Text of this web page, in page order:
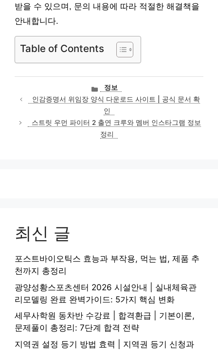
받을 수 있으며, 문의 내용에 따라 적절한 해결책을
안내합니다.
Table of Contents
카
테
고
리
정보
인감증명서 위임장 양식 다운로드 사이트 | 공식 문서 확
인
스트릿 우먼 파이터 2 출연 크루와 멤버 인스타그램 정보
정리
최신 글
포스트바이오틱스 효능과 부작용, 먹는 법, 제품 추
천까지 총정리
광양성황스포츠센터 2026 시설안내 | 실내체육관
리모델링 완료 완벽가이드: 5가지 핵심 변화
세무사학원 동차반 수강료 | 합격환급 | 기본이론,
문제풀이 총정리: 7단계 합격 전략
지역권 설정 등기 방법 효력 | 지역권 등기 신청과